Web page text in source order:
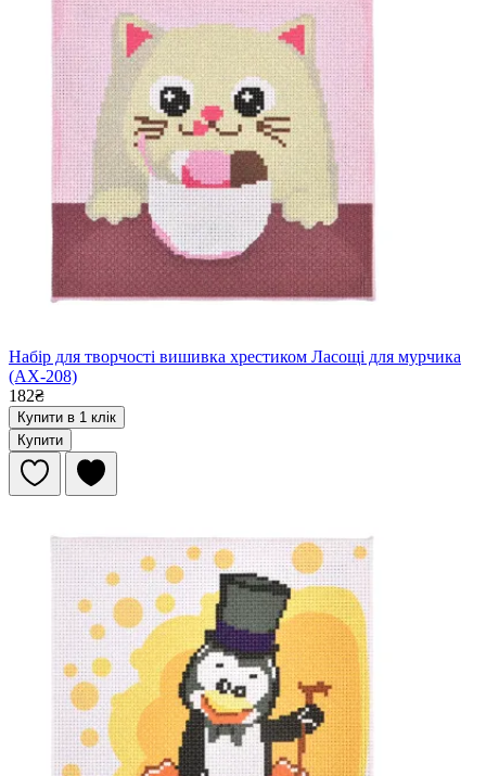
Набір для творчості вишивка хрестиком Ласощі для мурчика
(AX-208)
182₴
Купити в 1 клік
Купити